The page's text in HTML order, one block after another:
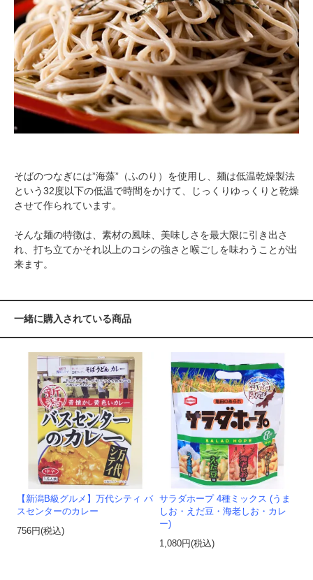
そばのつなぎには”海藻”（ふのり）を使用し、麺は低温乾燥製法
という32度以下の低温で時間をかけて、じっくりゆっくりと乾燥
させて作られています。
そんな麺の特徴は、素材の風味、美味しさを最大限に引き出さ
れ、打ち立てかそれ以上のコシの強さと喉ごしを味わうことが出
来ます。
一緒に購入されている商品
【新潟B級グルメ】万代シティ バ
スセンターのカレー
756円(税込)
サラダホープ 4種ミックス (うま
しお・えだ豆・海老しお・カレ
ー)
1,080円(税込)